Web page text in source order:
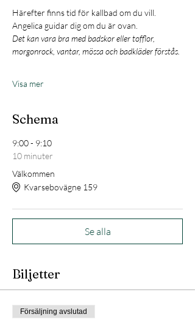
Härefter finns tid för kallbad om du vill.
Angelica guidar dig om du är ovan.
Det kan vara bra med badskor eller tofflor,
morgonrock, vantar, mössa och badkläder förstås.
Visa mer
Schema
9:00 - 9:10
10 minuter
Välkommen
Kvarsebovägne 159
Se alla
Biljetter
Försäljning avslutad